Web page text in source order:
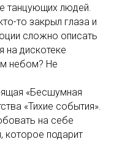
танцующих людей.
то закрыл глаза и
сложно описать
на дискотеке
небом? Не
«Бесшумная
«Тихие события».
на себе
которое подарит